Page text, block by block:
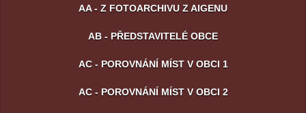
AA - Z FOTOARCHIVU Z AIGENU
AB - PŘEDSTAVITELÉ OBCE
AC - POROVNÁNÍ MÍST V OBCI 1
AC - POROVNÁNÍ MÍST V OBCI 2